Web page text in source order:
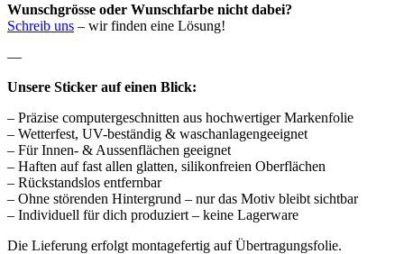
Wunschgrösse oder Wunschfarbe nicht dabei?
Schreib uns – wir finden eine Lösung!
—
Unsere Sticker auf einen Blick:
– Präzise computergeschnitten aus hochwertiger Markenfolie
– Wetterfest, UV-beständig & waschanlagengeeignet
– Für Innen- & Aussenflächen geeignet
– Haften auf fast allen glatten, silikonfreien Oberflächen
– Rückstandslos entfernbar
– Ohne störenden Hintergrund – nur das Motiv bleibt sichtbar
– Individuell für dich produziert – keine Lagerware
Die Lieferung erfolgt montagefertig auf Übertragungsfolie.